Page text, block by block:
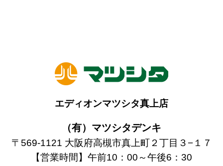
エディオンマツシタ真上店
（有）マツシタデンキ
〒569-1121 大阪府高槻市真上町２丁目３−１７
【営業時間】午前10：00～午後6：30